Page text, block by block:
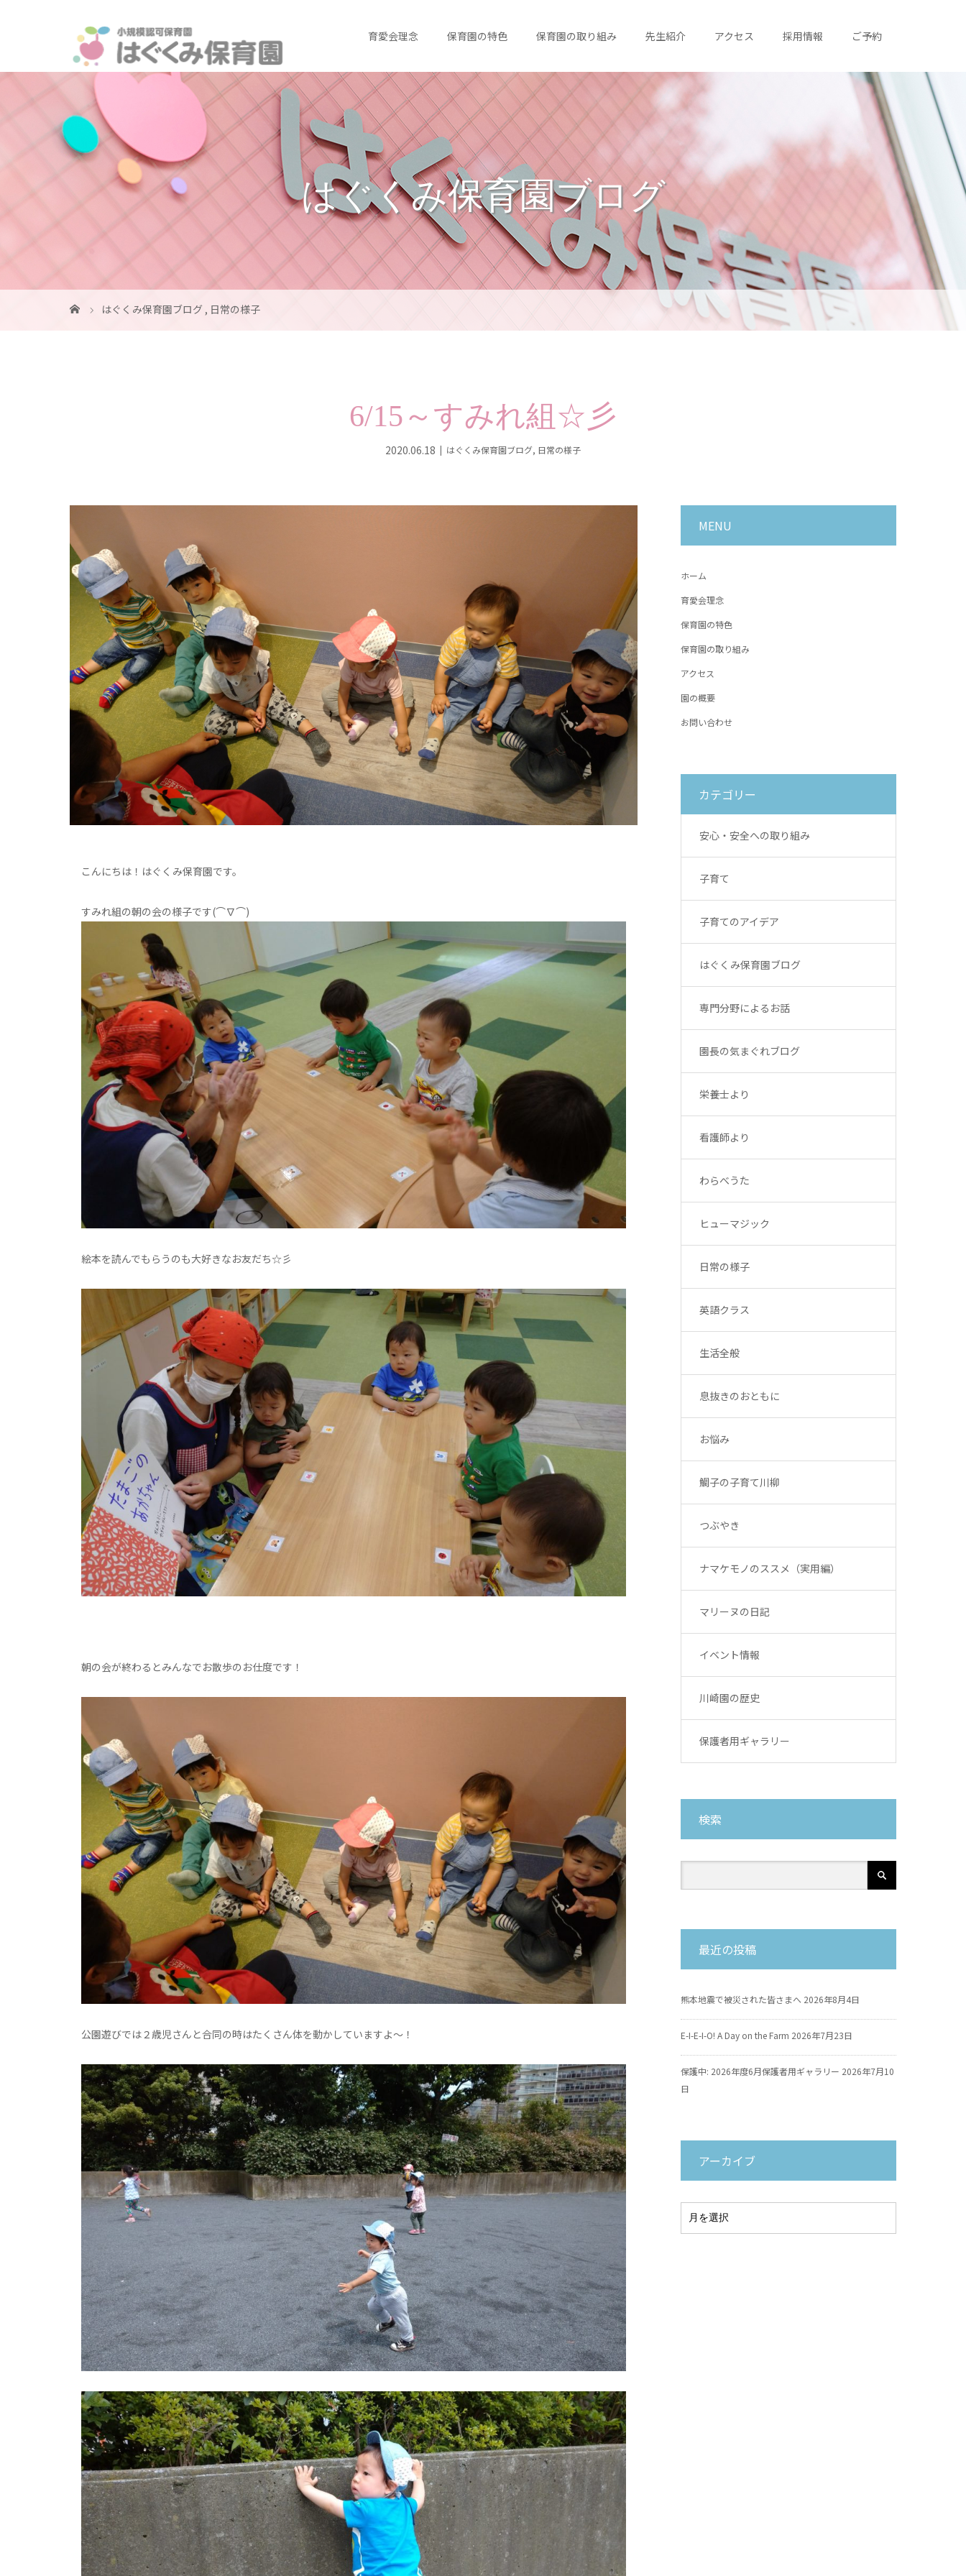
育愛会理念 保育園の特色 保育園の取り組み 先生紹介 アクセス 採用情報 ご予約
はぐくみ保育園ブログ
はぐくみ保育園ブログ , 日常の様子
6/15～すみれ組☆彡
2020.06.18 はぐくみ保育園ブログ, 日常の様子
こんにちは！はぐくみ保育園です。
すみれ組の朝の会の様子です(⌒∇⌒)
絵本を読んでもらうのも大好きなお友だち☆彡
朝の会が終わるとみんなでお散歩のお仕度です！
公園遊びでは２歳児さんと合同の時はたくさん体を動かしていますよ～！
MENU
ホーム
育愛会理念
保育園の特色
保育園の取り組み
アクセス
園の概要
お問い合わせ
カテゴリー
安心・安全への取り組み
子育て
子育てのアイデア
はぐくみ保育園ブログ
専門分野によるお話
園長の気まぐれブログ
栄養士より
看護師より
わらべうた
ヒューマジック
日常の様子
英語クラス
生活全般
息抜きのおともに
お悩み
鯛子の子育て川柳
つぶやき
ナマケモノのススメ（実用編）
マリーヌの日記
イベント情報
川崎園の歴史
保護者用ギャラリー
検索
最近の投稿
熊本地震で被災された皆さまへ 2026年8月4日
E-I-E-I-O! A Day on the Farm 2026年7月23日
保護中: 2026年度6月保護者用ギャラリー 2026年7月10
日
アーカイブ